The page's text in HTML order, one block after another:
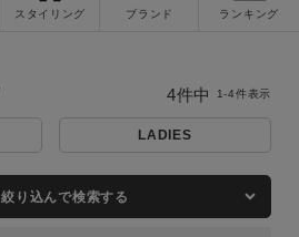
スタイリング ブランド ランキング
詳細検索
LADIES
絞り込んで検索する
4件中 1-4件表示